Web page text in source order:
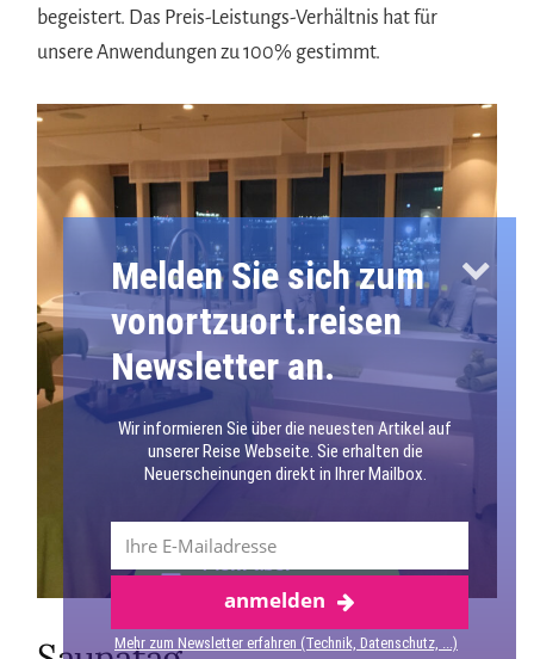
begeistert. Das Preis-Leistungs-Verhältnis hat für
unsere Anwendungen zu 100% gestimmt.
Mehr über
Mittelmeer
Melden Sie sich zum
vonortzuort.reisen
Newsletter an.
Wir informieren Sie über die neuesten Artikel auf
unserer Reise Webseite. Sie erhalten die
Neuerscheinungen direkt in Ihrer Mailbox.
anmelden
Mehr zum Newsletter erfahren (Technik, Datenschutz, ...)